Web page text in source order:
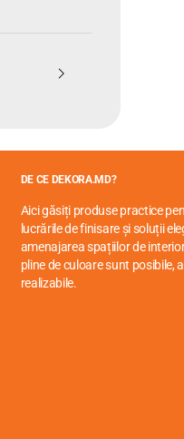
DE CE DEKORA.MD?
Aici găsiți produse practice
lucrările de finisare și soluții
amenajarea spațiilor de
pline de culoare sunt posibile,
realizabile.